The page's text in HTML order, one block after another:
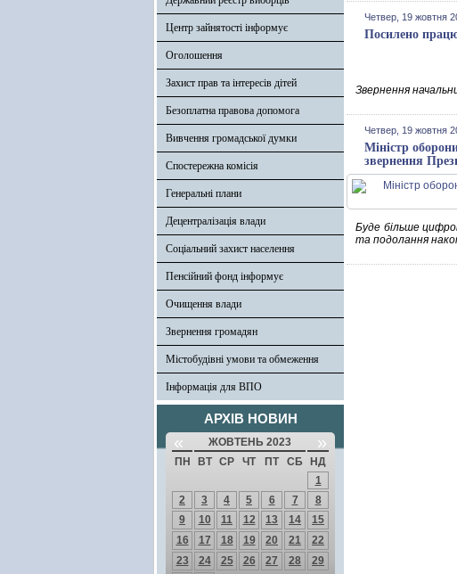
Центр зайнятості інформує
Оголошення
Захист прав та інтересів дітей
Безоплатна правова допомога
Вивчення громадської думки
Спостережна комісія
Генеральні плани
Децентралізація влади
Соціальний захист населення
Пенсійний фонд інформує
Очищення влади
Звернення громадян
Містобудівні умови та обмеження
Інформація для ВПО
АРХІВ НОВИН
« ЖОВТЕНЬ 2023 »
ПН ВТ СР ЧТ ПТ СБ
НД
1
2
3 4 5 6 7
8
9
10 11 12 13 14
15
16
17 18 19 20 21
22
23
24 25 26 27 28
29
Четвер, 19 жовтня
Посилено
Звернення
Четвер, 19 жовтня
Міністр
звернення
Буде більше
та подолання